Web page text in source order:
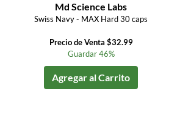
Md Science Labs
Swiss Navy - MAX Hard 30 caps
Precio de Venta $32.99
Guardar 46%
Agregar al Carrito